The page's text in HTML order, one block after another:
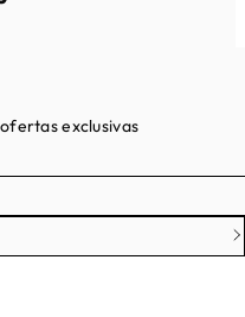
exclusivas